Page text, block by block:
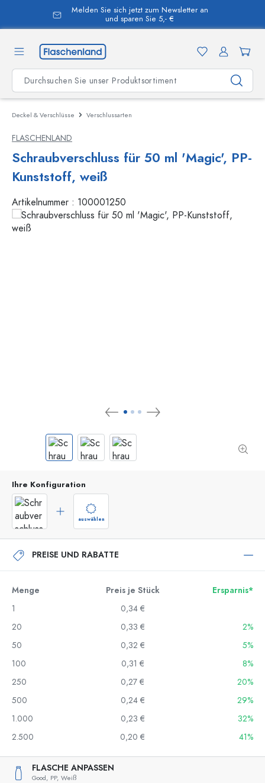
springen
Melden Sie sich jetzt zum Newsletter an
und sparen Sie 5,- €
Deckel & Verschlüsse Verschlussarten
FLASCHENLAND
Schraubverschluss für 50 ml 'Magic', PP-
Kunststoff, weiß
Artikelnummer : 100001250
Ihre Konfiguration
auswählen
PREISE UND RABATTE
Menge Preis je Stück
Ersparnis*
1
0,34 €
20
0,33 €
2%
50
0,32 €
5%
100
0,31 €
8%
250
0,27 €
20%
500
0,24 €
29%
1.000
0,23 €
32%
2.500
0,20 € 41%
FLASCHE ANPASSEN
Good, PP, Weiß